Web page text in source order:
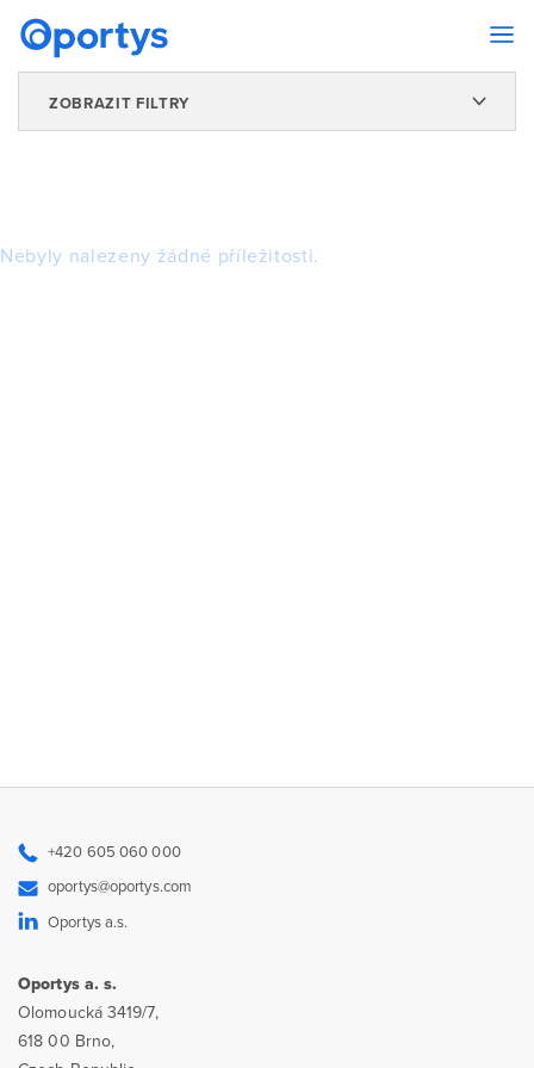
ZOBRAZIT FILTRY
Nebyly nalezeny žádné příležitosti.
+420 605 060 000
oportys@oportys.com
Oportys a.s.
Oportys a. s.
Olomoucká 3419/7,
618 00 Brno,